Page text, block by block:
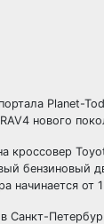
Planet-
нового
кроссовер
бензиновый
начинается от
Санкт-